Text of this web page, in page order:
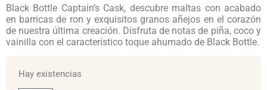
Black Bottle Captain’s Cask, descubre maltas con acabado
en barricas de ron y exquisitos granos añejos en el corazón
de nuestra última creación. Disfruta de notas de piña, coco y
vainilla con el característico toque ahumado de Black Bottle.
Hay existencias